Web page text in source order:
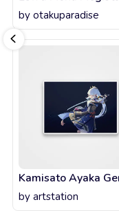
by otakuparadise
by artstation